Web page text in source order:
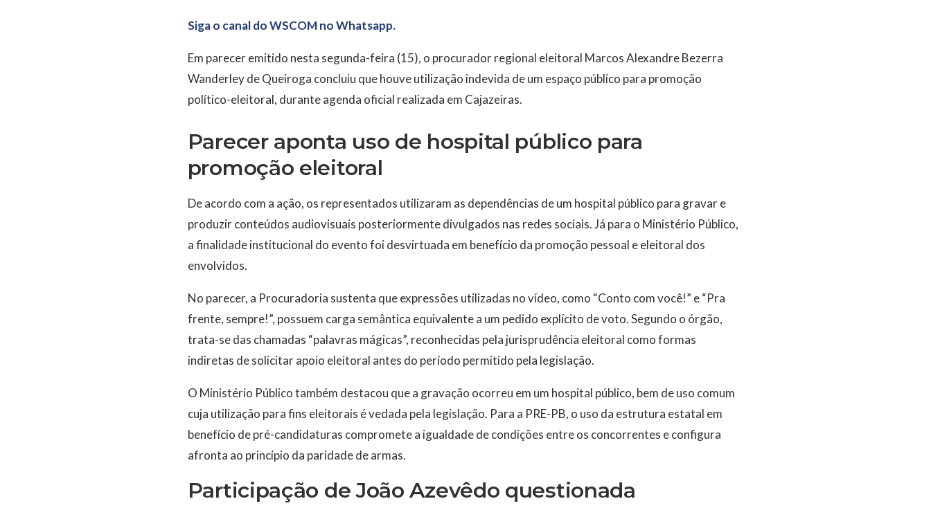
Siga o canal do WSCOM no Whatsapp.
Em parecer emitido nesta segunda-feira (15), o procurador regional eleitoral Marcos Alexandre Bezerra
Wanderley de Queiroga concluiu que houve utilização indevida de um espaço público para promoção
político-eleitoral, durante agenda oficial realizada em Cajazeiras.
Parecer aponta uso de hospital público para
promoção eleitoral
De acordo com a ação, os representados utilizaram as dependências de um hospital público para gravar e
produzir conteúdos audiovisuais posteriormente divulgados nas redes sociais. Já para o Ministério Público,
a finalidade institucional do evento foi desvirtuada em benefício da promoção pessoal e eleitoral dos
envolvidos.
No parecer, a Procuradoria sustenta que expressões utilizadas no vídeo, como “Conto com você!” e “Pra
frente, sempre!”, possuem carga semântica equivalente a um pedido explícito de voto. Segundo o órgão,
trata-se das chamadas “palavras mágicas”, reconhecidas pela jurisprudência eleitoral como formas
indiretas de solicitar apoio eleitoral antes do período permitido pela legislação.
O Ministério Público também destacou que a gravação ocorreu em um hospital público, bem de uso comum
cuja utilização para fins eleitorais é vedada pela legislação. Para a PRE-PB, o uso da estrutura estatal em
benefício de pré-candidaturas compromete a igualdade de condições entre os concorrentes e configura
afronta ao princípio da paridade de armas.
Participação de João Azevêdo questionada